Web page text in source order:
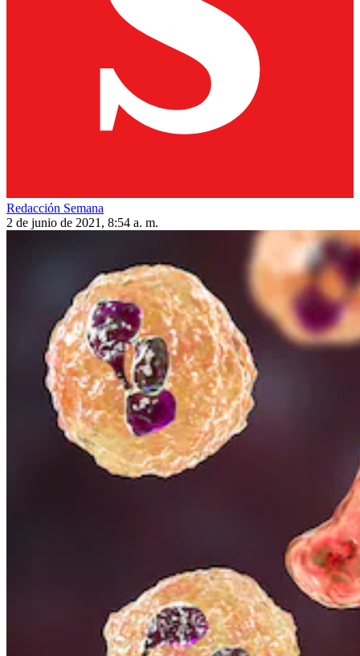
Redacción Semana
2 de junio de 2021, 8:54 a. m.